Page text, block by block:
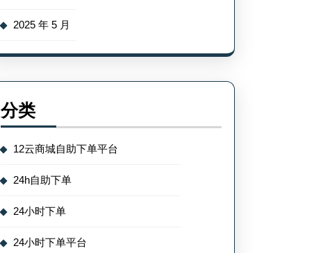
2025 年 5 月
分类
12云商城自助下单平台
24h自助下单
24小时下单
24小时下单平台